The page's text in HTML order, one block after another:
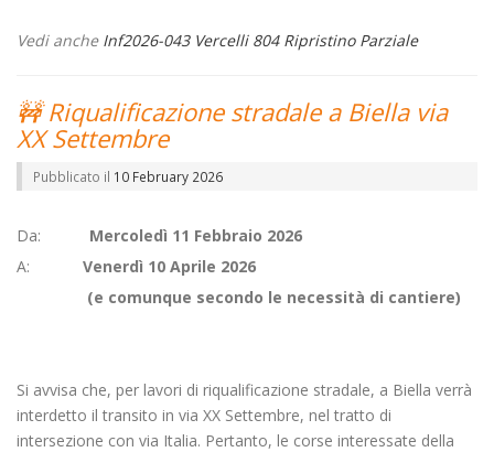
Vedi anche Inf2026-043 Vercelli 804 Ripristino Parziale
🚧 Riqualificazione stradale a Biella via
XX Settembre
Pubblicato il 10 February 2026
Da: Mercoledì 11 Febbraio 2026
A: Venerdì 10 Aprile 2026
(e comunque secondo le necessità di cantiere)
Si avvisa che, per lavori di riqualificazione stradale, a Biella verrà
interdetto il transito in via XX Settembre, nel tratto di
intersezione con via Italia. Pertanto, le corse interessate della